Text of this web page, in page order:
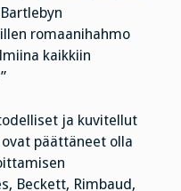
romaanihahmo
kaikkiin
ja kuvitellut
päättäneet olla
Beckett, Rimbaud,